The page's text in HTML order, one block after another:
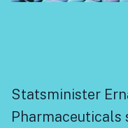
Statsminister
Pharmaceuticals